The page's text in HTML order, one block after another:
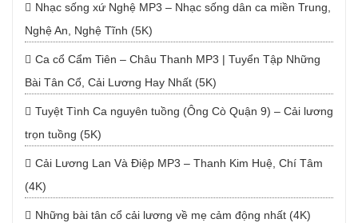
Nhạc sống xứ Nghệ MP3 – Nhạc sống dân ca miền Trung,
Nghệ An, Nghệ Tĩnh (5K)
Ca cổ Cẩm Tiên – Châu Thanh MP3 | Tuyển Tập Những
Bài Tân Cổ, Cải Lương Hay Nhất (5K)
Tuyệt Tình Ca nguyên tuồng (Ông Cò Quận 9) – Cải lương
trọn tuồng (5K)
Cải Lương Lan Và Điệp MP3 – Thanh Kim Huệ, Chí Tâm
(4K)
Những bài tân cổ cải lương về mẹ cảm động nhất (4K)